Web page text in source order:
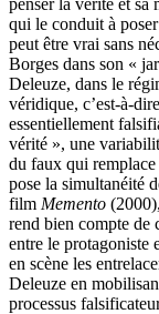
qui le conduit à
peut être vrai sans
Borges dans son «
Deleuze, dans le
véridique, c’est-à-
essentiellement
vérité », une
du faux qui
pose la simultanéité
film Memento
rend bien compte de
entre le protagoniste
en scène les
Deleuze en
processus